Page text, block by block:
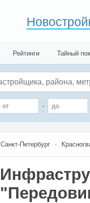
Рейтинги Тайный
-
Санкт-Петербург